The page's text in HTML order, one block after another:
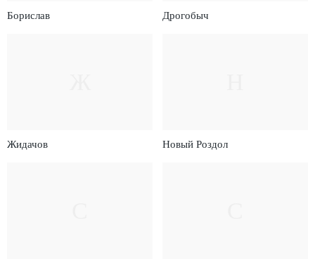
Борислав Дрогобыч
Жидачов Новый Роздол